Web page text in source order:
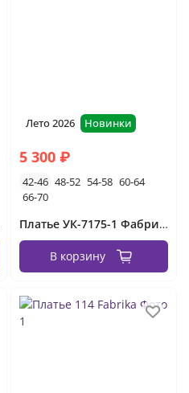
Лето 2026 Новинки
5 300 ₽
42-46 48-52 54-58 60-64
66-70
Платье УК-7175-1 Фабрика Моды
В корзину